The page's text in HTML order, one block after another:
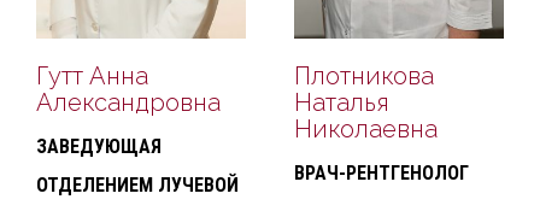
Гутт Анна
Александровна
ЗАВЕДУЮЩАЯ
ОТДЕЛЕНИЕМ ЛУЧЕВОЙ
Плотникова
Наталья
Николаевна
ВРАЧ-РЕНТГЕНОЛОГ